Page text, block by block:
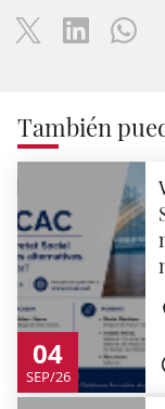
También
04
SEP/26